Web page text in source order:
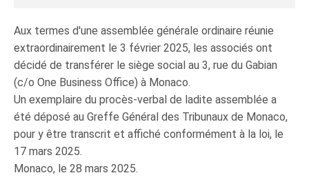
Aux termes d'une assemblée générale ordinaire réunie
extraordinairement le 3 février 2025, les associés ont
décidé de transférer le siège social au 3, rue du Gabian
(c/o One Business Office) à Monaco.
Un exemplaire du procès-verbal de ladite assemblée a
été déposé au Greffe Général des Tribunaux de Monaco,
pour y être transcrit et affiché conformément à la loi, le
17 mars 2025.
Monaco, le 28 mars 2025.